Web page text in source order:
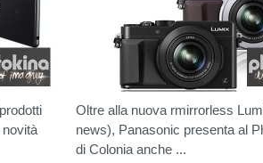
Oltre alla nuova rmirrorless
news), Panasonic presenta al
di Colonia anche ...